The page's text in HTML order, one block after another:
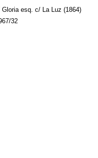
esq. c/ La Luz (1864)
32